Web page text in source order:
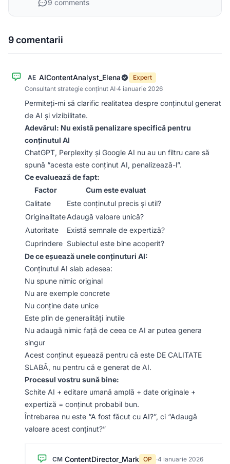
9 comments
9 comentarii
AE AIContentAnalyst_Elena
Expert
Consultant strategie conținut AI·4 ianuarie 2026
Permiteți-mi să clarific realitatea despre conținutul generat
de AI și vizibilitate.
Adevărul: Nu există penalizare specifică pentru
conținutul AI
ChatGPT, Perplexity și Google AI nu au un filtru care să
spună “acesta este conținut AI, penalizează-l”.
Ce evaluează de fapt:
Factor
Cum este evaluat
Calitate
Este conținutul precis și util?
OriginalitateAdaugă valoare unică?
Autoritate
Există semnale de expertiză?
Cuprindere Subiectul este bine acoperit?
De ce eșuează unele conținuturi AI:
Conținutul AI slab adesea:
Nu spune nimic original
Nu are exemple concrete
Nu conține date unice
Este plin de generalități inutile
Nu adaugă nimic față de ceea ce AI ar putea genera
singur
Acest conținut eșuează pentru că este DE CALITATE
SLABĂ, nu pentru că e generat de AI.
Procesul vostru sună bine:
Schite AI + editare umană amplă + date originale +
expertiză = conținut probabil bun.
Întrebarea nu este “A fost făcut cu AI?”, ci “Adaugă
valoare acest conținut?”
CM ContentDirector_Mark OP ·4 ianuarie 2026